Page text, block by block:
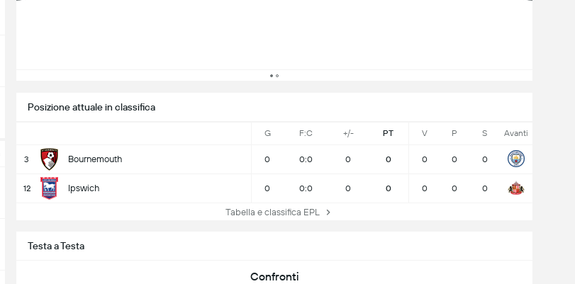
Posizione attuale in classifica
G F:C +/- PT V P S Avanti
3 Bournemouth 0 0:0 0 0 0 0 0
12 Ipswich 0 0:0 0 0 0 0 0
Tabella e classifica EPL
Testa a Testa
Confronti